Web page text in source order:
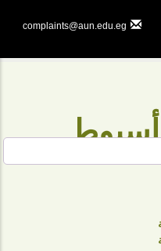
complaints@aun.edu.eg
أسيوط